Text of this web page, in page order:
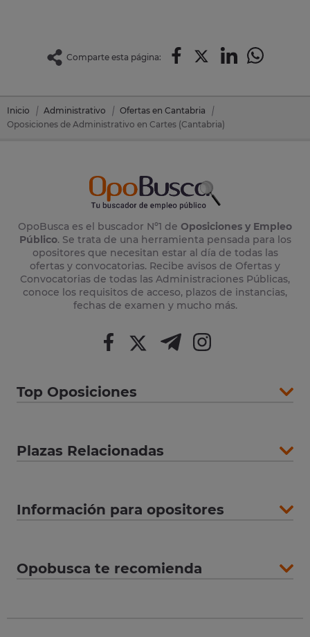
Comparte esta página:
Inicio Administrativo
Ofertas en Cantabria
Oposiciones de Administrativo en Cartes (Cantabria)
OpoBusca es el buscador Nº1 de Oposiciones y Empleo
Público. Se trata de una herramienta pensada para los
opositores que necesitan estar al día de todas las
ofertas y convocatorias. Recibe avisos de Ofertas y
Convocatorias de todas las Administraciones Públicas,
conoce los requisitos de acceso, plazos de instancias,
fechas de examen y mucho más.
Top Oposiciones
Plazas Relacionadas
Información para opositores
Opobusca te recomienda